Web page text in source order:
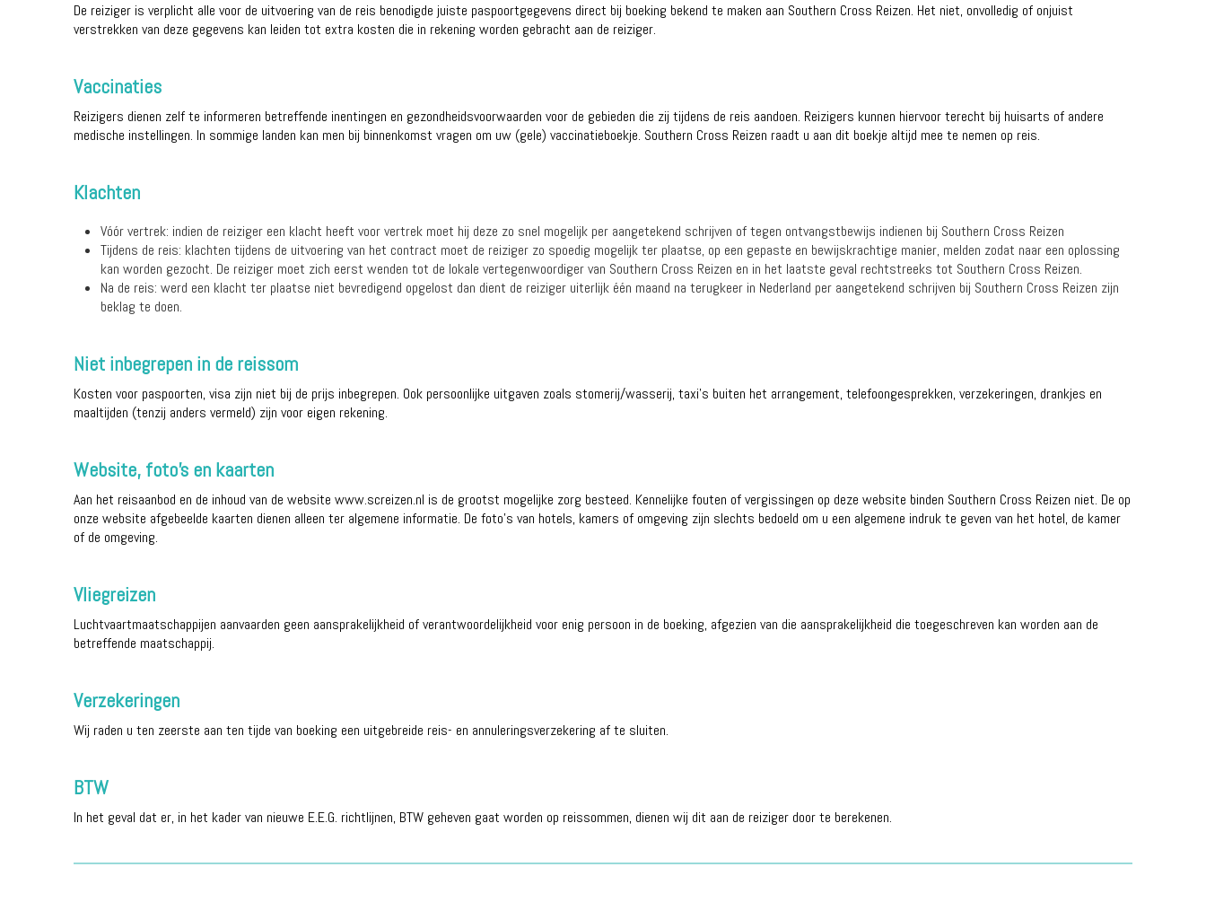
De reiziger is verplicht alle voor de uitvoering van de reis benodigde juiste paspoortgegevens direct bij boeking bekend te maken aan Southern Cross Reizen. Het niet, onvolledig of onjuist
verstrekken van deze gegevens kan leiden tot extra kosten die in rekening worden gebracht aan de reiziger.
Vaccinaties
Reizigers dienen zelf te informeren betreffende inentingen en gezondheidsvoorwaarden voor de gebieden die zij tijdens de reis aandoen. Reizigers kunnen hiervoor terecht bij huisarts of andere
medische instellingen. In sommige landen kan men bij binnenkomst vragen om uw (gele) vaccinatieboekje. Southern Cross Reizen raadt u aan dit boekje altijd mee te nemen op reis.
Klachten
Vóór vertrek: indien de reiziger een klacht heeft voor vertrek moet hij deze zo snel mogelijk per aangetekend schrijven of tegen ontvangstbewijs indienen bij Southern Cross Reizen
Tijdens de reis: klachten tijdens de uitvoering van het contract moet de reiziger zo spoedig mogelijk ter plaatse, op een gepaste en bewijskrachtige manier, melden zodat naar een oplossing
kan worden gezocht. De reiziger moet zich eerst wenden tot de lokale vertegenwoordiger van Southern Cross Reizen en in het laatste geval rechtstreeks tot Southern Cross Reizen.
Na de reis: werd een klacht ter plaatse niet bevredigend opgelost dan dient de reiziger uiterlijk één maand na terugkeer in Nederland per aangetekend schrijven bij Southern Cross Reizen zijn
beklag te doen.
Niet inbegrepen in de reissom
Kosten voor paspoorten, visa zijn niet bij de prijs inbegrepen. Ook persoonlijke uitgaven zoals stomerij/wasserij, taxi’s buiten het arrangement, telefoongesprekken, verzekeringen, drankjes en
maaltijden (tenzij anders vermeld) zijn voor eigen rekening.
Website, foto's en kaarten
Aan het reisaanbod en de inhoud van de website www.screizen.nl is de grootst mogelijke zorg besteed. Kennelijke fouten of vergissingen op deze website binden Southern Cross Reizen niet. De op
onze website afgebeelde kaarten dienen alleen ter algemene informatie. De foto’s van hotels, kamers of omgeving zijn slechts bedoeld om u een algemene indruk te geven van het hotel, de kamer
of de omgeving.
Vliegreizen
Luchtvaartmaatschappijen aanvaarden geen aansprakelijkheid of verantwoordelijkheid voor enig persoon in de boeking, afgezien van die aansprakelijkheid die toegeschreven kan worden aan de
betreffende maatschappij.
Verzekeringen
Wij raden u ten zeerste aan ten tijde van boeking een uitgebreide reis- en annuleringsverzekering af te sluiten.
BTW
In het geval dat er, in het kader van nieuwe E.E.G. richtlijnen, BTW geheven gaat worden op reissommen, dienen wij dit aan de reiziger door te berekenen.